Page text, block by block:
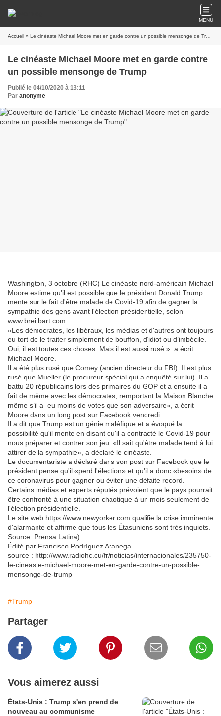
MENU
Accueil » Le cinéaste Michael Moore met en garde contre un possible mensonge de Trump
Le cinéaste Michael Moore met en garde contre
un possible mensonge de Trump
Publié le 04/10/2020 à 13:11
Par anonyme
Washington, 3 octobre (RHC) Le cinéaste nord-américain Michael
Moore estime qu'il est possible que le président Donald Trump
mente sur le fait d'être malade de Covid-19 afin de gagner la
sympathie des gens avant l'élection présidentielle, selon
www.breitbart.com.
«Les démocrates, les libéraux, les médias et d'autres ont toujours
eu tort de le traiter simplement de bouffon, d’idiot ou d’imbécile.
Oui, il est toutes ces choses. Mais il est aussi rusé ». a écrit
Michael Moore.
Il a été plus rusé que Comey (ancien directeur du FBI). Il est plus
rusé que Mueller (le procureur spécial qui a enquêté sur lui). Il a
battu 20 républicains lors des primaires du GOP et a ensuite il a
fait de même avec les démocrates, remportant la Maison Blanche
même s’il a eu moins de votes que son adversaire», a écrit
Moore dans un long post sur Facebook vendredi.
Il a dit que Trump est un génie maléfique et a évoqué la
possibilité qu'il mente en disant qu'il a contracté le Covid-19 pour
nous préparer et contrer son jeu. «Il sait qu'être malade tend à lui
attirer de la sympathie», a déclaré le cinéaste.
Le documentariste a déclaré dans son post sur Facebook que le
président pense qu'il «perd l'élection» et qu'il a donc «besoin» de
ce coronavirus pour gagner ou éviter une défaite record.
Certains médias et experts réputés prévoient que le pays pourrait
être confronté à une situation chaotique à un mois seulement de
l'élection présidentielle.
Le site web https://www.newyorker.com qualifie la crise imminente
d'alarmante et affirme que tous les Étasuniens sont très inquiets.
Source: Prensa Latina)
Édité par Francisco Rodríguez Aranega
source : http://www.radiohc.cu/fr/noticias/internacionales/235750-
le-cineaste-michael-moore-met-en-garde-contre-un-possible-
mensonge-de-trump
#Trump
Partager
Vous aimerez aussi
États-Unis : Trump s'en prend de
nouveau au communisme